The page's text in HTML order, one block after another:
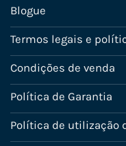
Blogue
Termos legais e
Condições de venda
Política de Garantia
Política de utilização